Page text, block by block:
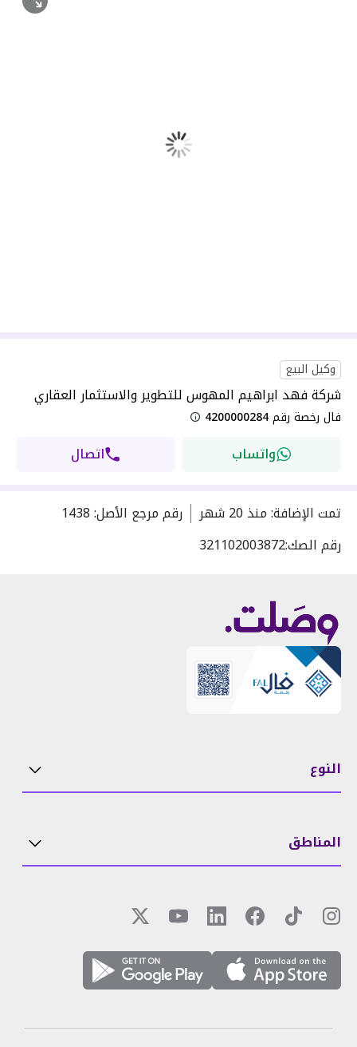
وكيل البيع
شركة فهد ابراهيم المهوس للتطوير والاستثمار العقاري
فال رخصة رقم4200000284
واتساب اتصال
تمت الإضافة:منذ 20 شهر رقم مرجع الأصل:
1438
رقم الصك:321102003872
النوع
المناطق